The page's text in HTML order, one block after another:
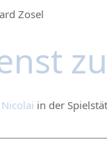
Zosel
in der